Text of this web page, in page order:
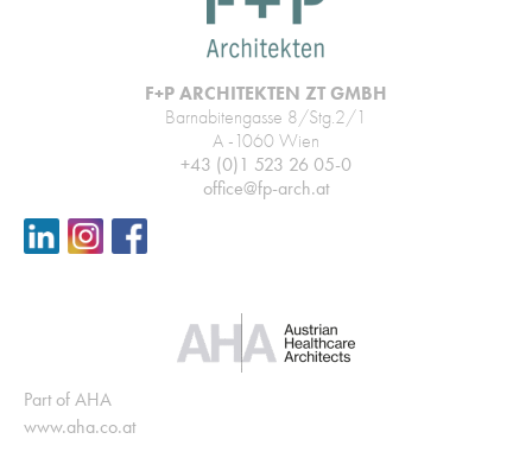
F+P ARCHITEKTEN ZT GMBH
Barnabitengasse 8/Stg.2/1
A -1060 Wien
+43 (0)1 523 26 05-0
office@fp-arch.at
Part of AHA
www.aha.co.at